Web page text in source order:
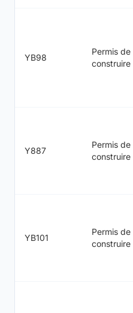
YB98
Permis de
construire
Y887
Permis de
construire
YB101
Permis de
construire